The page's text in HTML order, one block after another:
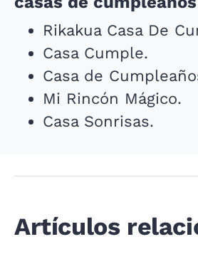
Rikakua Casa De
Casa Cumple.
Casa de
Mi Rincón Mágico.
Casa Sonrisas.
Artículos